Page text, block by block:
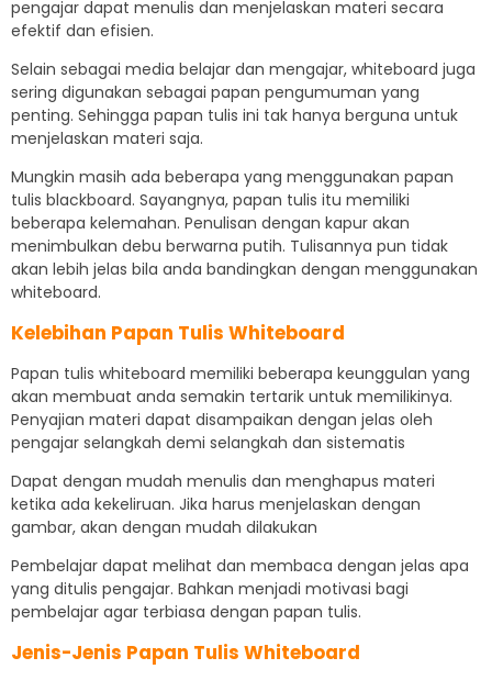
pengajar dapat menulis dan menjelaskan materi secara
efektif dan efisien.
Selain sebagai media belajar dan mengajar, whiteboard juga
sering digunakan sebagai papan pengumuman yang
penting. Sehingga papan tulis ini tak hanya berguna untuk
menjelaskan materi saja.
Mungkin masih ada beberapa yang menggunakan papan
tulis blackboard. Sayangnya, papan tulis itu memiliki
beberapa kelemahan. Penulisan dengan kapur akan
menimbulkan debu berwarna putih. Tulisannya pun tidak
akan lebih jelas bila anda bandingkan dengan menggunakan
whiteboard.
Kelebihan Papan Tulis Whiteboard
Papan tulis whiteboard memiliki beberapa keunggulan yang
akan membuat anda semakin tertarik untuk memilikinya.
Penyajian materi dapat disampaikan dengan jelas oleh
pengajar selangkah demi selangkah dan sistematis
Dapat dengan mudah menulis dan menghapus materi
ketika ada kekeliruan. Jika harus menjelaskan dengan
gambar, akan dengan mudah dilakukan
Pembelajar dapat melihat dan membaca dengan jelas apa
yang ditulis pengajar. Bahkan menjadi motivasi bagi
pembelajar agar terbiasa dengan papan tulis.
Jenis-Jenis Papan Tulis Whiteboard